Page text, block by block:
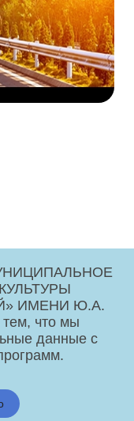
Гагарина © 2026
ИМЕНИ Ю.А.
что мы
данные с